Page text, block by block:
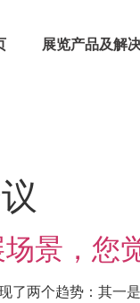
展览产品及解
景，您
了两个趋势：其